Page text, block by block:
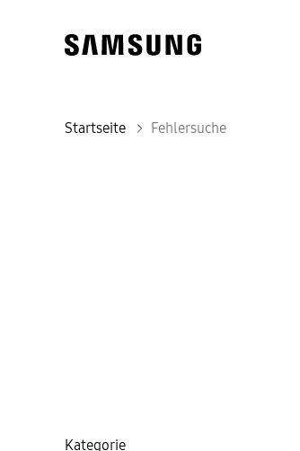
Startseite Fehlersuche
Kategorie